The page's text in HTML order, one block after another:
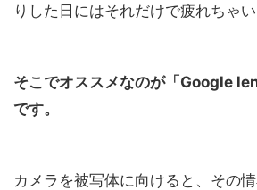
りした日にはそれだけで疲れちゃい
そこでオススメなのが「Google
です。
カメラを被写体に向けると、その